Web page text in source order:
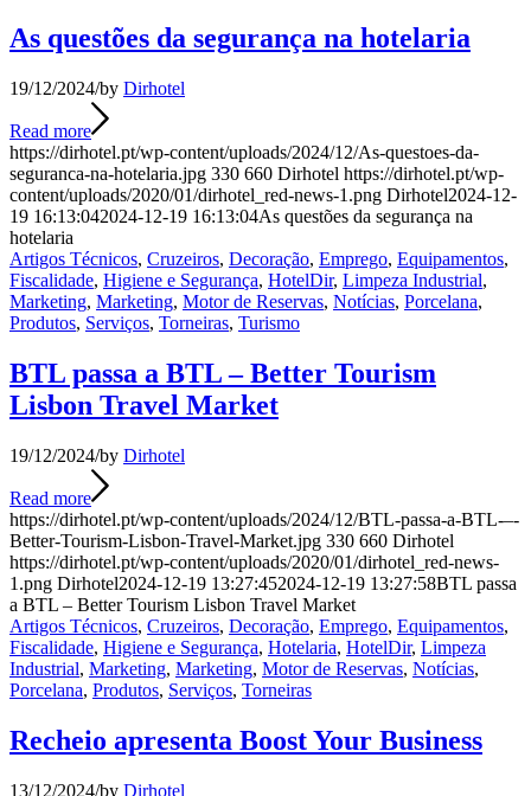
As questões da segurança na hotelaria
19/12/2024/by Dirhotel
Read more
https://dirhotel.pt/wp-content/uploads/2024/12/As-questoes-da-
seguranca-na-hotelaria.jpg 330 660 Dirhotel https://dirhotel.pt/wp-
content/uploads/2020/01/dirhotel_red-news-1.png Dirhotel2024-12-
19 16:13:042024-12-19 16:13:04As questões da segurança na
hotelaria
Artigos Técnicos, Cruzeiros, Decoração, Emprego, Equipamentos,
Fiscalidade, Higiene e Segurança, HotelDir, Limpeza Industrial,
Marketing, Marketing, Motor de Reservas, Notícias, Porcelana,
Produtos, Serviços, Torneiras, Turismo
BTL passa a BTL – Better Tourism
Lisbon Travel Market
19/12/2024/by Dirhotel
Read more
https://dirhotel.pt/wp-content/uploads/2024/12/BTL-passa-a-BTL-–-
Better-Tourism-Lisbon-Travel-Market.jpg 330 660 Dirhotel
https://dirhotel.pt/wp-content/uploads/2020/01/dirhotel_red-news-
1.png Dirhotel2024-12-19 13:27:452024-12-19 13:27:58BTL passa
a BTL – Better Tourism Lisbon Travel Market
Artigos Técnicos, Cruzeiros, Decoração, Emprego, Equipamentos,
Fiscalidade, Higiene e Segurança, Hotelaria, HotelDir, Limpeza
Industrial, Marketing, Marketing, Motor de Reservas, Notícias,
Porcelana, Produtos, Serviços, Torneiras
Recheio apresenta Boost Your Business
13/12/2024/by Dirhotel